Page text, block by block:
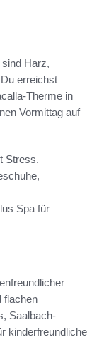
Harz,
erreichst
Therme in
Vormittag auf
Stress.
Spa für
flachen
Saalbach-
kinderfreundliche